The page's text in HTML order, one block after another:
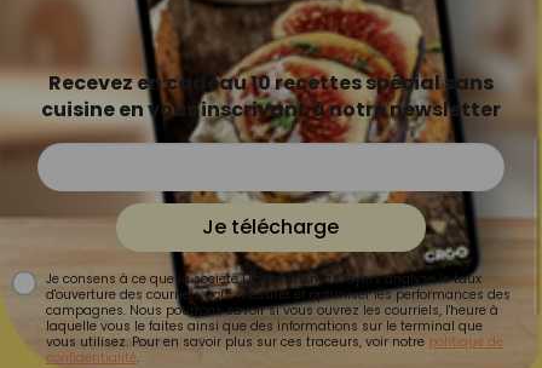
Recevez en cadeau 10 recettes spécial sans
cuisine en vous inscrivant à notre newsletter
Je télécharge
Je consens à ce que la société Digital Prisma Players analyse le taux
d'ouverture des courriels pour mesurer et optimiser les performances des
campagnes. Nous pourrons savoir si vous ouvrez les courriels, l'heure à
laquelle vous le faites ainsi que des informations sur le terminal que
vous utilisez. Pour en savoir plus sur ces traceurs, voir notre politique de
confidentialité.